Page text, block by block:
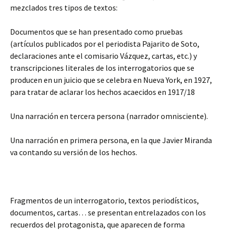
mezclados tres tipos de textos:
Documentos que se han presentado como pruebas
(artículos publicados por el periodista Pajarito de Soto,
declaraciones ante el comisario Vázquez, cartas, etc.) y
transcripciones literales de los interrogatorios que se
producen en un juicio que se celebra en Nueva York, en 1927,
para tratar de aclarar los hechos acaecidos en 1917/18
Una narración en tercera persona (narrador omnisciente).
Una narración en primera persona, en la que Javier Miranda
va contando su versión de los hechos.
Fragmentos de un interrogatorio, textos periodísticos,
documentos, cartas… se presentan entrelazados con los
recuerdos del protagonista, que aparecen de forma